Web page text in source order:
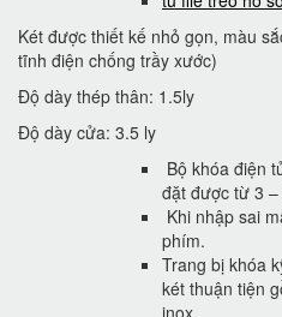
Két được thiết kế nhỏ gọn, màu
tĩnh điện chống trầy xước)
Độ dày thép thân: 1.5ly
Độ dày cửa: 3.5 ly
Bộ khóa điện
đặt được từ 3
Khi nhập sai
phím.
Trang bị khóa
két thuận tiện
inox